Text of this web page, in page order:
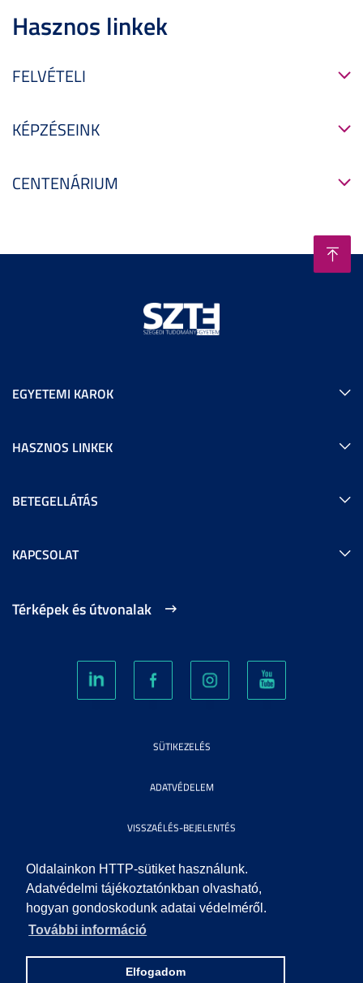
Oldalainkon HTTP-sütiket használunk.
Adatvédelmi tájékoztatónkban olvasható,
hogyan gondoskodunk adatai védelméről.
További információ
Elfogadom
Hasznos linkek
FELVÉTELI
KÉPZÉSEINK
CENTENÁRIUM
EGYETEMI KAROK
HASZNOS LINKEK
BETEGELLÁTÁS
KAPCSOLAT
Térképek és útvonalak
SÜTIKEZELÉS
ADATVÉDELEM
VISSZAÉLÉS-BEJELENTÉS
KÖZÉRDEKŰ ADATOK
IMPRESSZUM